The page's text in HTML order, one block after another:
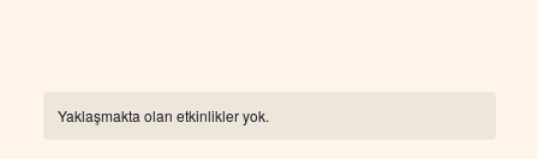
Yaklaşmakta olan etkinlikler yok.